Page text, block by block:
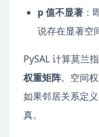
p 值不显著 ：
说存在显著空
PySAL 计算莫兰
权重矩阵。空间
如果邻居关系定
真。